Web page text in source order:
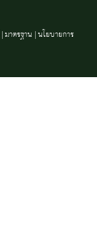
|มาตรฐาน |นโยบายการ